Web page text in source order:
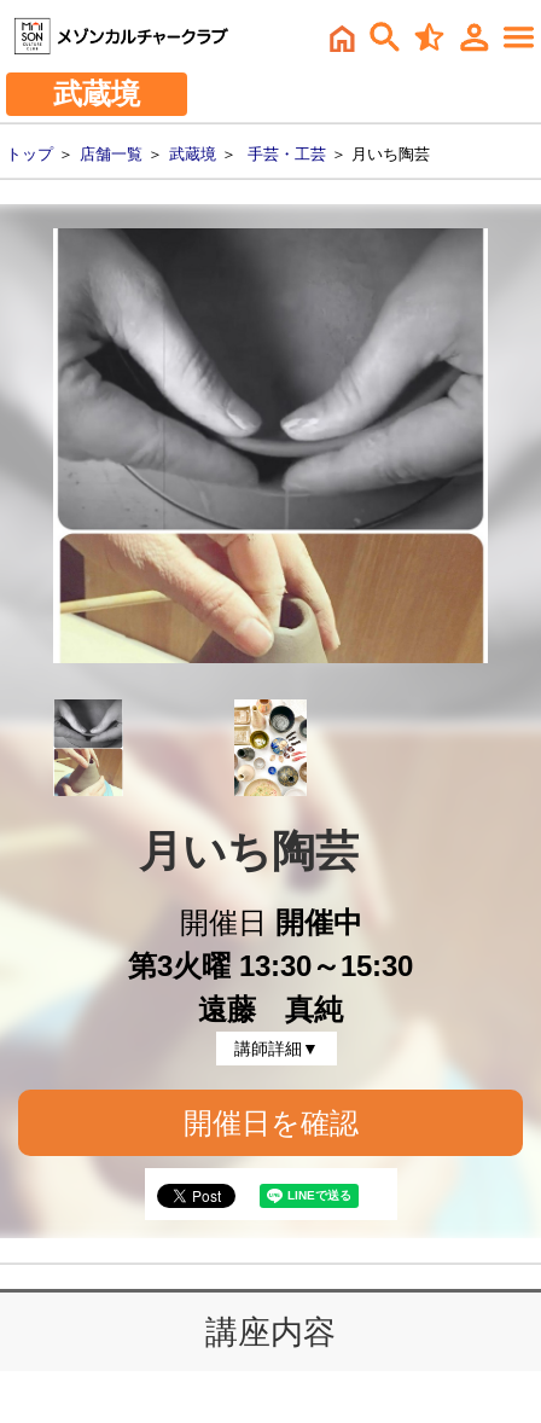
武蔵境
トップ＞ 店舗一覧 ＞ 武蔵境 ＞ 手芸・工芸 ＞ 月いち陶芸
月いち陶芸
開催日
開催中
第3火曜 13:30～15:30
遠藤 真純
講師詳細▼
開催日を確認
講座内容